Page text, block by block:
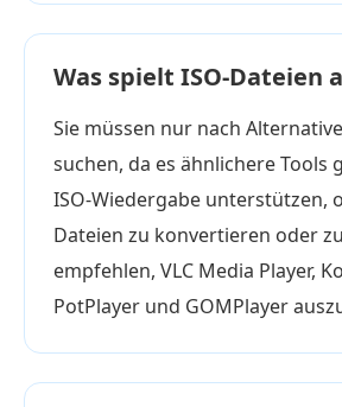
Was spielt ISO-Dateien
Sie müssen nur nach
suchen, da es ähnlichere Tools
ISO-Wiedergabe unterstützen,
Dateien zu konvertieren oder
empfehlen, VLC Media Player,
PotPlayer und GOMPlayer